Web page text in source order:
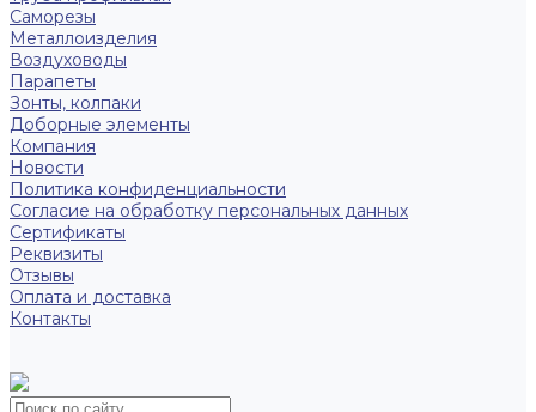
Саморезы
Металлоизделия
Воздуховоды
Парапеты
Зонты, колпаки
Доборные элементы
Компания
Новости
Политика конфиденциальности
Согласие на обработку персональных данных
Сертификаты
Реквизиты
Отзывы
Оплата и доставка
Контакты